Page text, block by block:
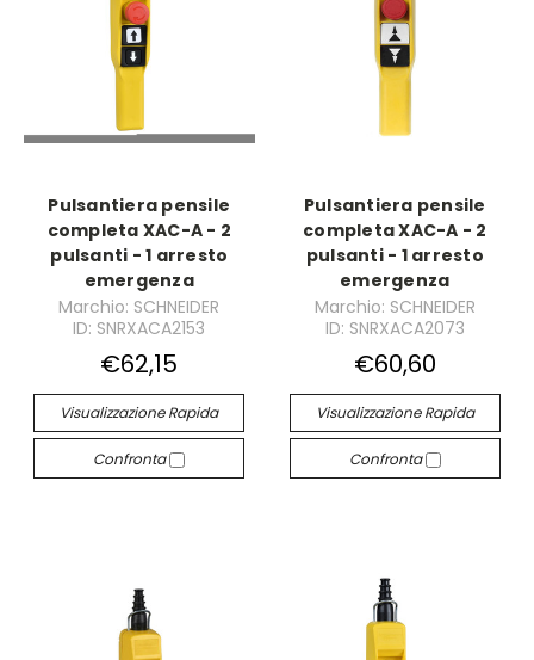
Pulsantiera pensile
completa XAC-A - 2
pulsanti - 1 arresto
emergenza
Marchio: SCHNEIDER
ID: SNRXACA2153
€62,15
Visualizzazione Rapida
Confronta
Pulsantiera pensile
completa XAC-A - 2
pulsanti - 1 arresto
emergenza
Marchio: SCHNEIDER
ID: SNRXACA2073
€60,60
Visualizzazione Rapida
Confronta